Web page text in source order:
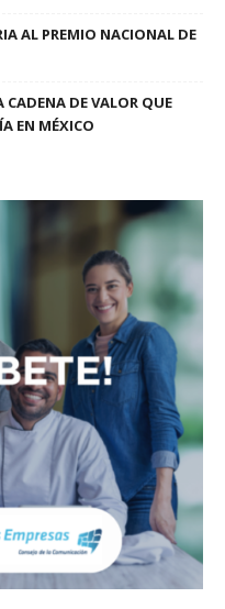
AL PREMIO NACIONAL DE
DE VALOR QUE
EN MÉXICO